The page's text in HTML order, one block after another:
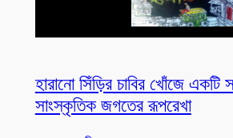
হারানো সিঁড়ির চাবির খোঁজে একটি
সাংস্কৃতিক জগতের রূপরেখা